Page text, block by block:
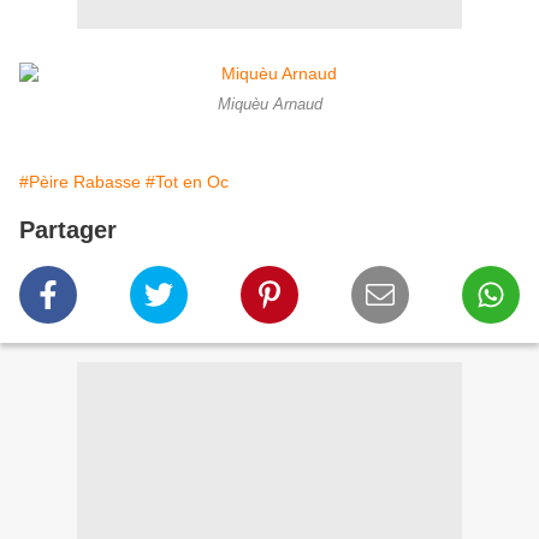
Miquèu Arnaud
#Pèire Rabasse #Tot en Oc
Partager